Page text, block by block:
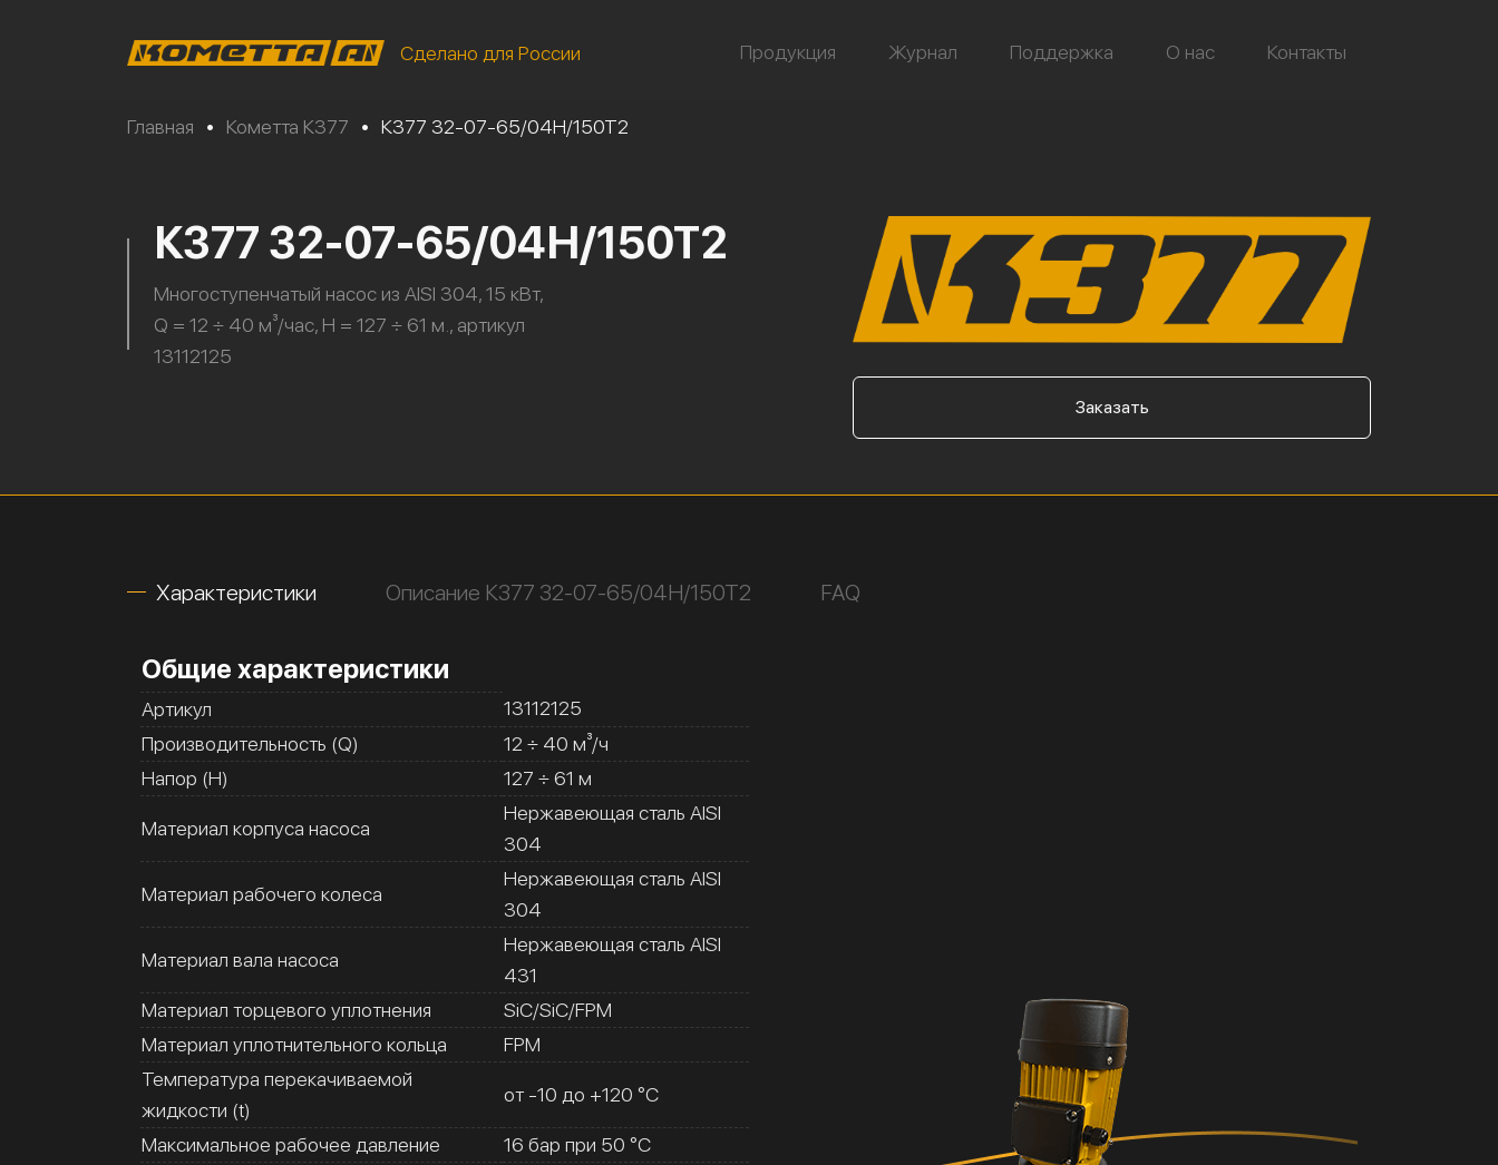
Сделано для России Продукция Журнал Поддержка О нас Контакты
Главная • Кометта К377 • К377 32-07-65/04Н/150Т2
К377 32-07-65/04Н/150Т2
Многоступенчатый насос из AISI 304, 15 кВт,
Q = 12 ÷ 40 м³/час, H = 127 ÷ 61 м., артикул
13112125
Заказать
Характеристики Описание К377 32-07-65/04Н/150Т2 FAQ
Общие характеристики
Артикул
13112125
Производительность (Q)
12 ÷ 40 м³/ч
Напор (H)
127 ÷ 61 м
Материал корпуса насоса
Нержавеющая сталь AISI
304
Материал рабочего колеса
Нержавеющая сталь AISI
304
Материал вала насоса
Нержавеющая сталь AISI
431
Материал торцевого уплотнения
SiC/SiC/FPM
Материал уплотнительного кольца
FPM
Температура перекачиваемой
жидкости (t)
от -10 до +120 °C
Максимальное рабочее давление
16 бар при 50 °C